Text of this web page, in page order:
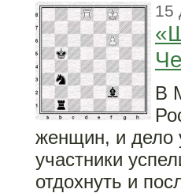
15
В
женщин, и дело
участники
отдохнуть и